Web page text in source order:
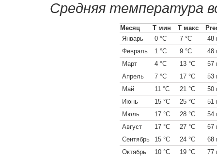
Средняя температура
Месяц Т мин Т макс
Январь
0 °C 7 °C
48
Февраль
1 °C 9 °C
48
Март
4 °C 13 °C
57
Апрель
7 °C 17 °C
53
Май
11 °C 21 °C
50
Июнь
15 °C 25 °C
51
Мюль
17 °C 28 °C
54
Август
17 °C 27 °C
67
Сентябрь
15 °C 24 °C
68
Октябрь
10 °C 19 °C
77